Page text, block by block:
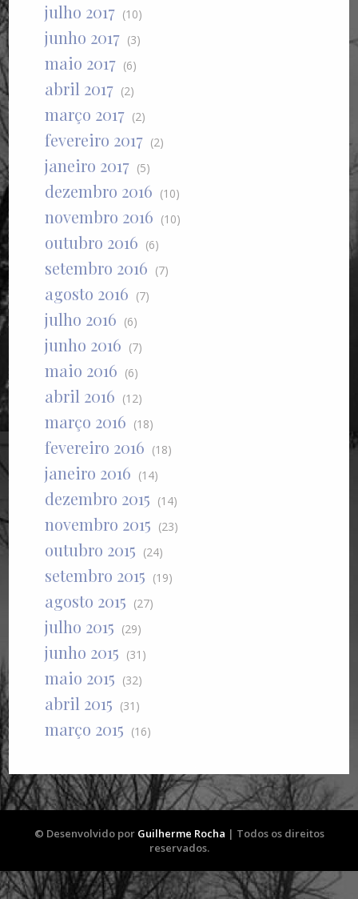
julho 2017 (10)
junho 2017 (3)
maio 2017 (6)
abril 2017 (2)
março 2017 (2)
fevereiro 2017 (2)
janeiro 2017 (5)
dezembro 2016 (10)
novembro 2016 (10)
outubro 2016 (6)
setembro 2016 (7)
agosto 2016 (7)
julho 2016 (6)
junho 2016 (7)
maio 2016 (6)
abril 2016 (12)
março 2016 (18)
fevereiro 2016 (18)
janeiro 2016 (14)
dezembro 2015 (14)
novembro 2015 (23)
outubro 2015 (24)
setembro 2015 (19)
agosto 2015 (27)
julho 2015 (29)
junho 2015 (31)
maio 2015 (32)
abril 2015 (31)
março 2015 (16)
© Desenvolvido por Guilherme Rocha | Todos os direitos
reservados.